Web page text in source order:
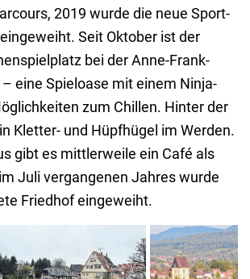
2019 wurde die neue Sport-
Seit Oktober ist der
bei der Anne-Frank-
eine Spieloase mit einem Ninja-
zum Chillen. Hinter der
Kletter- und Hüpfhügel im Werden.
gibt es mittlerweile ein Café als
Juli vergangenen Jahres wurde
Friedhof eingeweiht.
Bilder im
Uhrzeigersinn: